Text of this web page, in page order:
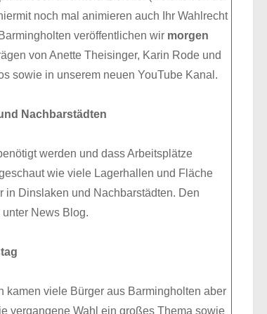
noch mal animieren auch Ihr Wahlrecht
veröffentlichen wir morgen
von Anette Theisinger, Karin Rode und
sowie in unserem neuen YouTube Kanal.
Nachbarstädten
werden und dass Arbeitsplätze
wie viele Lagerhallen und Fläche
in Dinslaken und Nachbarstädten. Den
News Blog.
kamen viele Bürger aus Barmingholten aber
vergangene Wahl ein großes Thema sowie